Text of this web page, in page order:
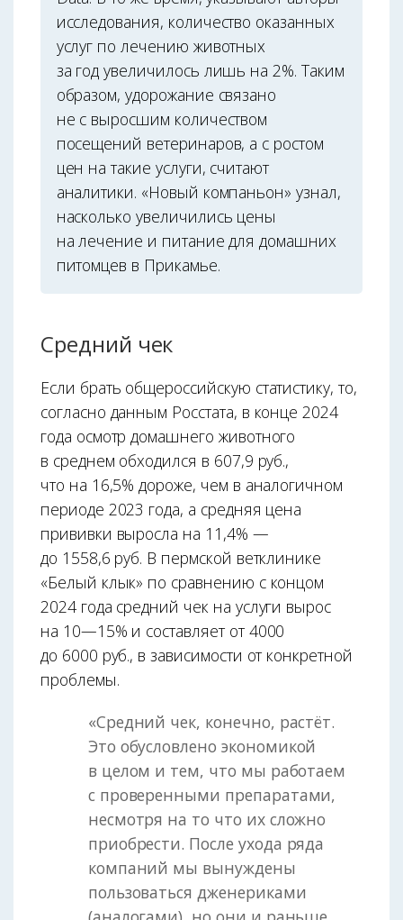
исследования, количество оказанных
услуг по лечению животных
за год увеличилось лишь на 2%. Таким
образом, удорожание связано
не с выросшим количеством
посещений ветеринаров, а с ростом
цен на такие услуги, считают
аналитики. «Новый компаньон» узнал,
насколько увеличились цены
на лечение и питание для домашних
питомцев в Прикамье.
Средний чек
Если брать общероссийскую статистику, то,
согласно данным Росстата, в конце 2024
года осмотр домашнего животного
в среднем обходился в 607,9 руб.,
что на 16,5% дороже, чем в аналогичном
периоде 2023 года, а средняя цена
прививки выросла на 11,4% —
до 1558,6 руб. В пермской ветклинике
«Белый клык» по сравнению с концом
2024 года средний чек на услуги вырос
на 10—15% и составляет от 4000
до 6000 руб., в зависимости от конкретной
проблемы.
«Средний чек, конечно, растёт.
Это обусловлено экономикой
в целом и тем, что мы работаем
с проверенными препаратами,
несмотря на то что их сложно
приобрести. После ухода ряда
компаний мы вынуждены
пользоваться дженериками